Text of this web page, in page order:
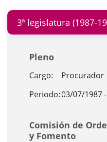
3ª legislatura (1987-
Pleno
Cargo:
Procurador
Periodo:03/07/1987
Comisión de
y Fomento